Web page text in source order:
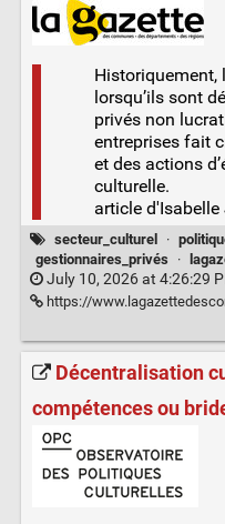
Historiquement,
lorsqu’ils sont
privés non
entreprises fait
et des actions
culturelle.
article
secteur_culturel ·
gestionnaires_privés
·
July 10, 2026 at 4:26:29
https://www.lagazettedescommunes.com/culture/lapparition-de-gestionnaires-
Décentralisation
compétences ou